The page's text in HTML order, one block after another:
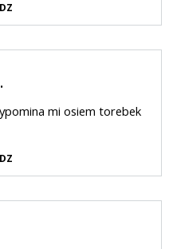
mi osiem torebek